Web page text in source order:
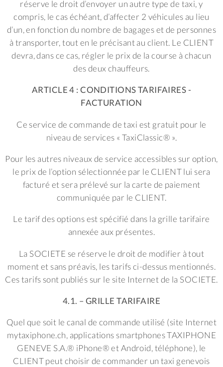
réserve le droit d’envoyer un autre type de taxi, y
compris, le cas échéant, d’affecter 2 véhicules au lieu
d’un, en fonction du nombre de bagages et de personnes
à transporter, tout en le précisant au client. Le CLIENT
devra, dans ce cas, régler le prix de la course à chacun
des deux chauffeurs.
ARTICLE 4 : CONDITIONS TARIFAIRES -
FACTURATION
Ce service de commande de taxi est gratuit pour le
niveau de services « TaxiClassic® ».
Pour les autres niveaux de service accessibles sur option,
le prix de l’option sélectionnée par le CLIENT lui sera
facturé et sera prélevé sur la carte de paiement
communiquée par le CLIENT.
Le tarif des options est spécifié dans la grille tarifaire
annexée aux présentes.
La SOCIETE se réserve le droit de modifier à tout
moment et sans préavis, les tarifs ci-dessus mentionnés.
Ces tarifs sont publiés sur le site Internet de la SOCIETE.
4.1. – GRILLE TARIFAIRE
Quel que soit le canal de commande utilisé (site Internet
mytaxiphone.ch, applications smartphones TAXIPHONE
GENEVE S.A.® iPhone® et Android, téléphone), le
CLIENT peut choisir de commander un taxi genevois